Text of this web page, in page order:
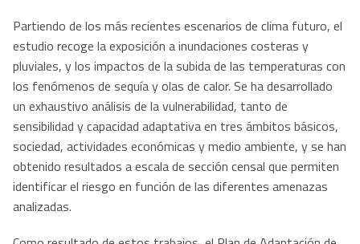
Partiendo de los más recientes escenarios de clima futuro, el
estudio recoge la exposición a inundaciones costeras y
pluviales, y los impactos de la subida de las temperaturas con
los fenómenos de sequía y olas de calor. Se ha desarrollado
un exhaustivo análisis de la vulnerabilidad, tanto de
sensibilidad y capacidad adaptativa en tres ámbitos básicos,
sociedad, actividades económicas y medio ambiente, y se han
obtenido resultados a escala de sección censal que permiten
identificar el riesgo en función de las diferentes amenazas
analizadas.